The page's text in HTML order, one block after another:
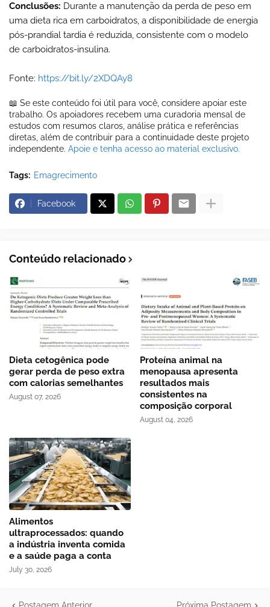
Conclusões: Durante a manutenção da perda de peso em
uma dieta rica em carboidratos, a disponibilidade de energia
pós-prandial tardia é reduzida, consistente com o modelo
de carboidratos-insulina.
Fonte: https://bit.ly/2XDQAy8
📖 Se este conteúdo foi útil para você, considere apoiar este
trabalho. Os apoiadores recebem uma curadoria mensal de
estudos com resumos claros, análise prática e referências
diretas, além de contribuir para a continuidade deste projeto
independente. Apoie e tenha acesso ao material exclusivo.
Tags: Emagrecimento
Facebook
Conteúdo relacionado
Dieta cetogênica pode
gerar perda de peso extra
com calorias semelhantes
August 07, 2026
Proteína animal na
menopausa apresenta
resultados mais
consistentes na
composição corporal
August 04, 2026
Alimentos
ultraprocessados: quando
a indústria inventa comida
e a saúde paga a conta
July 30, 2026